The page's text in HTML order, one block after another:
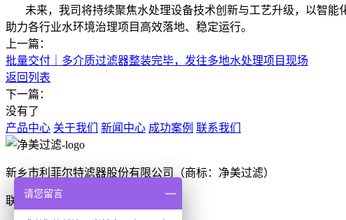
未来，我司将持续聚焦水处理设备技术创新与工艺升级，以智能
助力各行业水环境治理项目高效落地、稳定运行。
上一篇：
批量交付｜多介质过滤器整装完毕，发往多地水处理项目现场
返回列表
下一篇：
没有了
产品中心 关于我们 新闻中心 成功案例 联系我们
新乡市利菲尔特滤器股份有限公司（商标：净美过滤）
联系电话：0373-2636001
请您留言